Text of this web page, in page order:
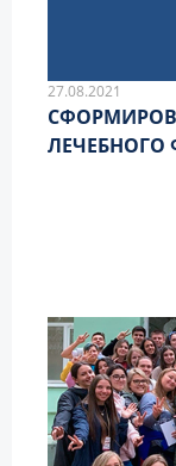
27.08.2021
ЛЕЧЕБНОГО